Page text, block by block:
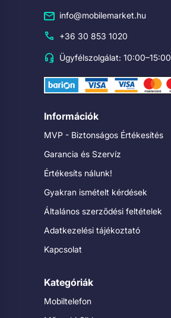
info@mobilemarket.hu
+36 30 853 1020
Ügyfélszolgálat: 10:00–15:00
Információk
MVP - Biztonságos Értékesítés
Garancia és Szervíz
Értékesíts nálunk!
Gyakran ismételt kérdések
Általános szerződési feltételek
Adatkezelési tájékoztató
Kapcsolat
Kategóriák
Mobiltelefon